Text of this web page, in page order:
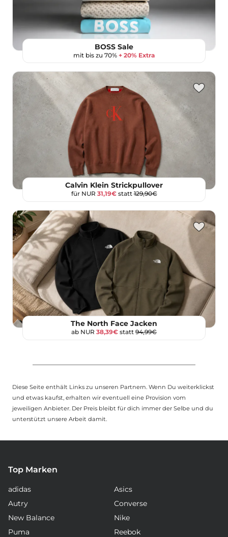
BOSS Sale
mit bis zu 70% + 20% Extra
Calvin Klein Strickpullover
für NUR 31,19€statt129,90€
The North Face Jacken
ab NUR 38,39€ statt 94,99€
Diese Seite enthält Links zu unseren Partnern. Wenn Du weiterklickst
und etwas kaufst, erhalten wir eventuell eine Provision vom
jeweiligen Anbieter. Der Preis bleibt für dich immer der Selbe und du
unterstützt unsere Arbeit damit.
Top Marken
adidas
Asics
Autry
Converse
New Balance
Nike
Puma
Reebok